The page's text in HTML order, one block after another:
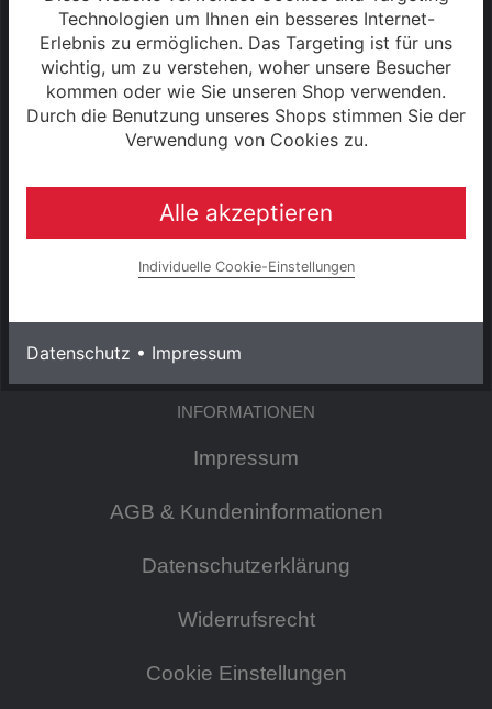
Sa: 09:00 - 13:00 Uhr
S2 - 2025
Kontakt
Warenkorb
Konto
INFORMATIONEN
Impressum
AGB & Kundeninformationen
Datenschutzerklärung
Widerrufsrecht
Cookie Einstellungen
Technologien um Ihnen ein besseres Internet-
Erlebnis zu ermöglichen. Das Targeting ist für uns
wichtig, um zu verstehen, woher unsere Besucher
kommen oder wie Sie unseren Shop verwenden.
Durch die Benutzung unseres Shops stimmen Sie der
Verwendung von Cookies zu.
Alle akzeptieren
Individuelle Cookie-Einstellungen
Datenschutz • Impressum